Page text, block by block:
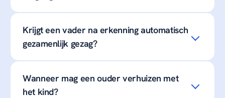
Krijgt een vader na erkenning automatisch
gezamenlijk gezag?
Wanneer mag een ouder verhuizen met
het kind?